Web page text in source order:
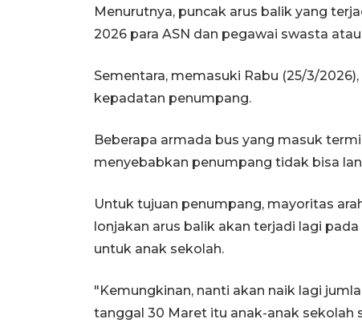
Menurutnya, puncak arus balik yang
2026 para ASN dan pegawai swasta
Sementara, memasuki Rabu (25/3/
kepadatan penumpang.
Beberapa armada bus yang masuk
menyebabkan penumpang tidak bisa
Untuk tujuan penumpang, mayoritas
lonjakan arus balik akan terjadi lagi
untuk anak sekolah.
"Kemungkinan, nanti akan naik lagi
tanggal 30 Maret itu anak-anak